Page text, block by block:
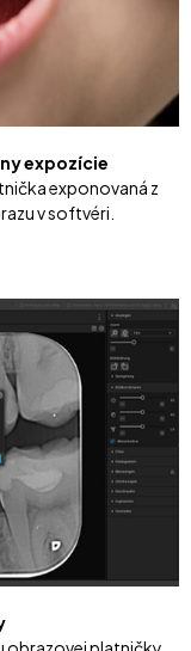
expozície
exponovaná z
v softvéri.